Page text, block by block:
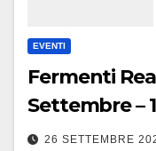
EVENTI
Fermenti
Settembre –
26 SETTEMBRE